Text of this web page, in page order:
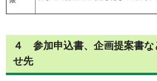
４ 参加申込書、企画提案書な
せ先